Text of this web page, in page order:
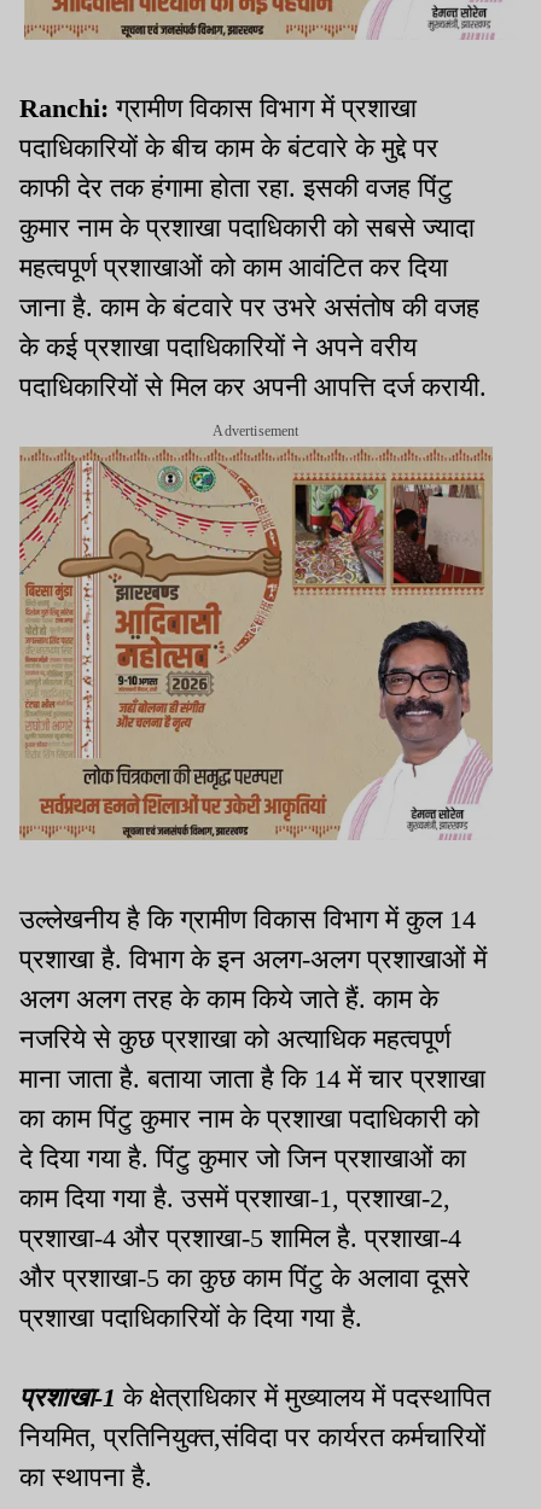
Ranchi:ग्रामीण विकास विभाग में प्रशाखा
पदाधिकारियों के बीच काम के बंटवारे के मुद्दे पर
काफी देर तक हंगामा होता रहा. इसकी वजह पिंटु
कुमार नाम के प्रशाखा पदाधिकारी को सबसे ज्यादा
महत्वपूर्ण प्रशाखाओं को काम आवंटित कर दिया
जाना है. काम के बंटवारे पर उभरे असंतोष की वजह
के कई प्रशाखा पदाधिकारियों ने अपने वरीय
पदाधिकारियों से मिल कर अपनी आपत्ति दर्ज करायी.
Advertisement
उल्लेखनीय है कि ग्रामीण विकास विभाग में कुल 14
प्रशाखा है. विभाग के इन अलग-अलग प्रशाखाओं में
अलग अलग तरह के काम किये जाते हैं. काम के
नजरिये से कुछ प्रशाखा को अत्याधिक महत्वपूर्ण
माना जाता है. बताया जाता है कि 14 में चार प्रशाखा
का काम पिंटु कुमार नाम के प्रशाखा पदाधिकारी को
दे दिया गया है. पिंटु कुमार जो जिन प्रशाखाओं का
काम दिया गया है. उसमें प्रशाखा-1, प्रशाखा-2,
प्रशाखा-4 और प्रशाखा-5 शामिल है. प्रशाखा-4
और प्रशाखा-5 का कुछ काम पिंटु के अलावा दूसरे
प्रशाखा पदाधिकारियों के दिया गया है.
प्रशाखा-1 के क्षेत्राधिकार में मुख्यालय में पदस्थापित
नियमित, प्रतिनियुक्त,संविदा पर कार्यरत कर्मचारियों
का स्थापना है.